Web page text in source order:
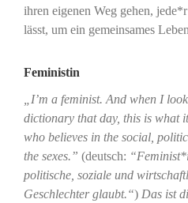
ihren eigenen Weg gehen,
lässt, um ein gemeinsames
Feministin
I’m a feminist. And when I
dictionary that day, this is what
who believes in the social,
the sexes.” (deutsch:
politische, soziale und
Geschlechter glaubt.“)Das ist